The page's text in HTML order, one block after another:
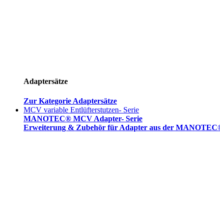
Adaptersätze
Zur Kategorie Adaptersätze
MCV variable Entlüfterstutzen- Serie
MANOTEC® MCV Adapter- Serie
Erweiterung & Zubehör für Adapter aus der